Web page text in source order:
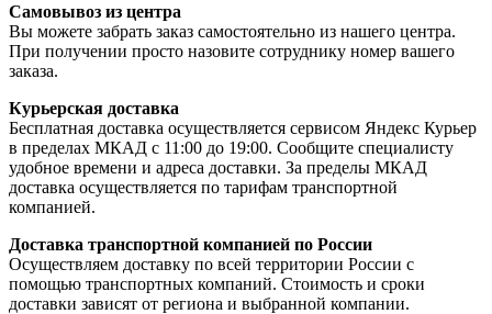
Самовывоз из центра
Вы можете забрать заказ самостоятельно из нашего центра.
При получении просто назовите сотруднику номер вашего
заказа.
Курьерская доставка
Бесплатная доставка осуществляется сервисом Яндекс Курьер
в пределах МКАД с 11:00 до 19:00. Сообщите специалисту
удобное времени и адреса доставки. За пределы МКАД
доставка осуществляется по тарифам транспортной
компанией.
Доставка транспортной компанией по России
Осуществляем доставку по всей территории России с
помощью транспортных компаний. Стоимость и сроки
доставки зависят от региона и выбранной компании.